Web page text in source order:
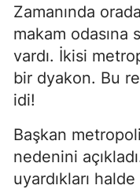
Zamanında
makam odasına
vardı. İkisi
bir dyakon. Bu
idi!
Başkan
nedenini
uyardıkları